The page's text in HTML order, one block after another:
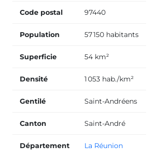
Code postal 97440
Population 57 150 habitants
Superficie 54 km²
Densité 1 053 hab./km²
Gentilé Saint-Andréens
Canton Saint-André
Département La Réunion